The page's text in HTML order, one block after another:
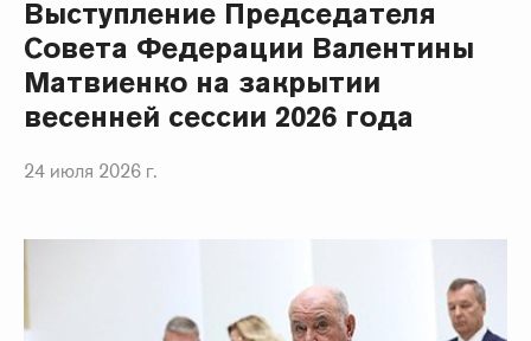
Выступление Председателя
Совета Федерации Валентины
Матвиенко на закрытии
весенней сессии 2026 года
24 июля 2026 г.